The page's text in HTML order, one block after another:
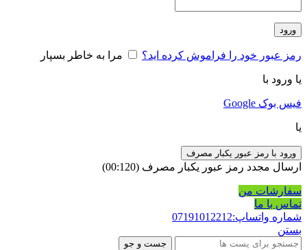
ورود
رمز عبور خود را فراموش کرده اید؟ مرا به خاطر بسپار
یا ورود با
فیس بوک Google
یا
ورود با رمز عبور یکبار مصرف
ارسال مجدد رمز عبور یکبار مصرف (00:
120
)
سفارشات من
تماس با ما
شماره واتساپ:07191012212
بستن
جست و جو